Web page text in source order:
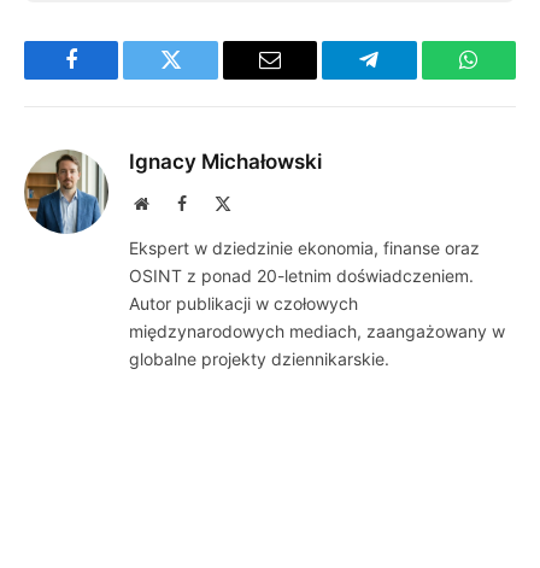
Facebook Twitter Email Telegram
Ignacy Michałowski
WebsiteFacebook
Ekspert w dziedzinie ekonomia, finanse oraz
OSINT z ponad 20-letnim doświadczeniem.
Autor publikacji w czołowych
międzynarodowych mediach, zaangażowany w
globalne projekty dziennikarskie.